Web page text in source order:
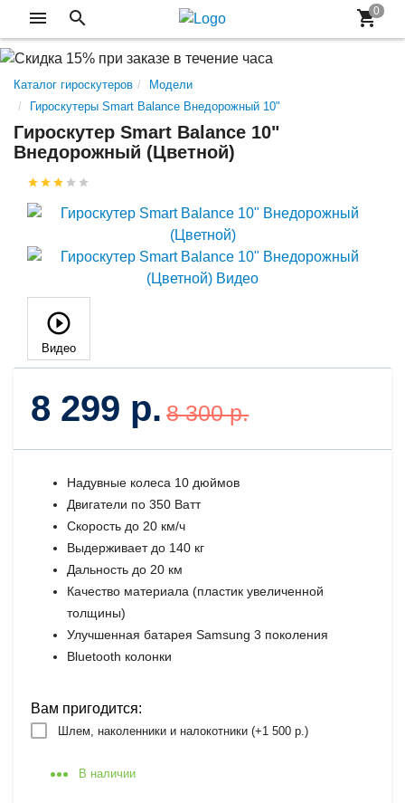
Каталог гироскутеров
Модели
Гироскутеры Smart Balance Внедорожный 10"
Гироскутер Smart Balance 10"
Внедорожный (Цветной)
Видео
8 299 р. 8 300 р.
Надувные колеса 10 дюймов
Двигатели по 350 Ватт
Скорость до 20 км/ч
Выдерживает до 140 кг
Дальность до 20 км
Качество материала (пластик увеличенной
толщины)
Улучшенная батарея Samsung 3 поколения
Bluetooth колонки
Вам пригодится:
Шлем, наколенники и налокотники (+1 500 р.)
В наличии